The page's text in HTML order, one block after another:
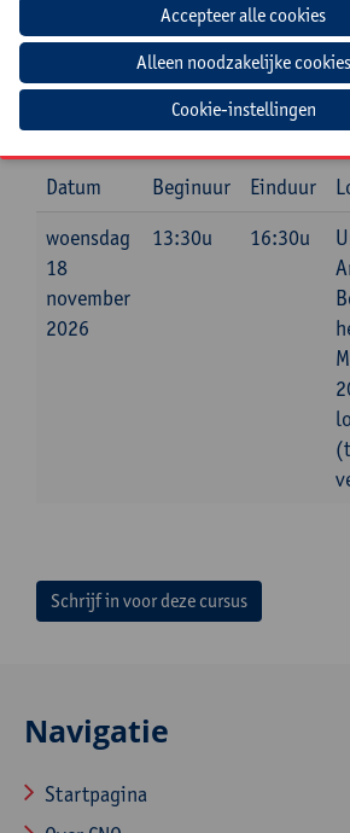
Jouw bijdrage: 99 EUR.
Inlichtingen bij: Maxime Wauters, 03
maxime.wauters@uantwerpen.be
Datum Beginuur Einduur
woensdag
18
november
2026
13:30u 16:30u
Schrijf in voor deze cursus
Navigatie
Startpagina
Cookie-instellingen